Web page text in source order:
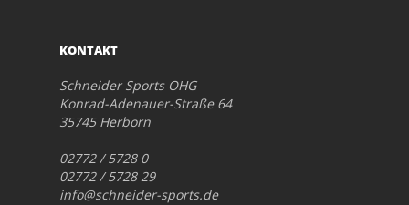
KONTAKT
Schneider Sports OHG
Konrad-Adenauer-Straße 64
35745 Herborn
02772 / 5728 0
02772 / 5728 29
info@schneider-sports.de